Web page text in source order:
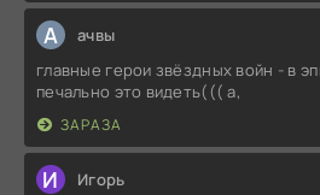
А ачвы
главные герои звёздных войн - в
печально это видеть((( а,
ЗАРАЗА
И Игорь